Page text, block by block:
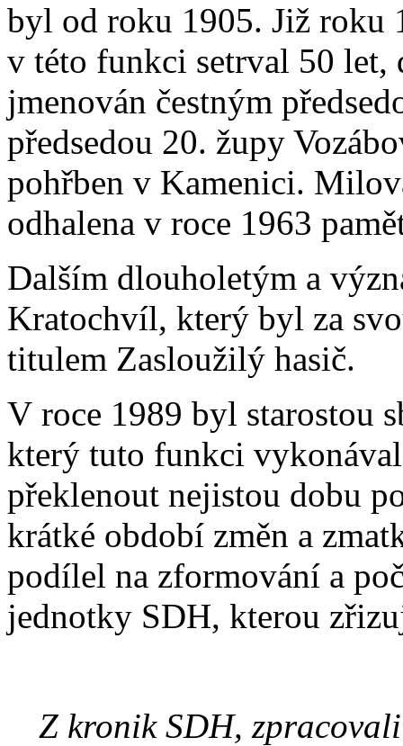
byl od roku 1905. Již roku
v této funkci setrval 50
jmenován čestným
předsedou 20. župy
pohřben v Kamenici.
odhalena v roce 1963
Dalším dlouholetým a
Kratochvíl, který byl za
titulem Zasloužilý hasič.
V roce 1989 byl starostou
který tuto funkci
překlenout nejistou dobu
krátké období změn a
podílel na zformování a
jednotky SDH, kterou
Z kronik SDH,